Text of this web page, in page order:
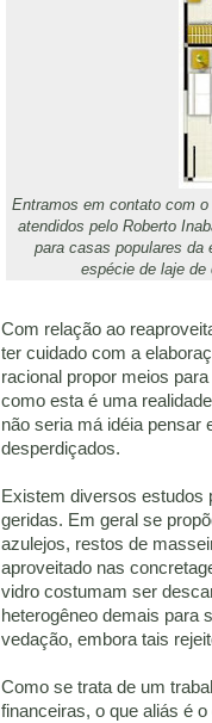
Entramos em contato com
atendidos pelo Roberto
para casas populares da
espécie de laje de
Com relação ao
ter cuidado com a
racional propor meios
como esta é uma
não seria má idéia pensar
desperdiçados.
Existem diversos estudos
geridas. Em geral se
azulejos, restos de
aproveitado nas
vidro costumam ser
heterogêneo demais para
vedação, embora tais
Como se trata de um
financeiras, o que aliás é